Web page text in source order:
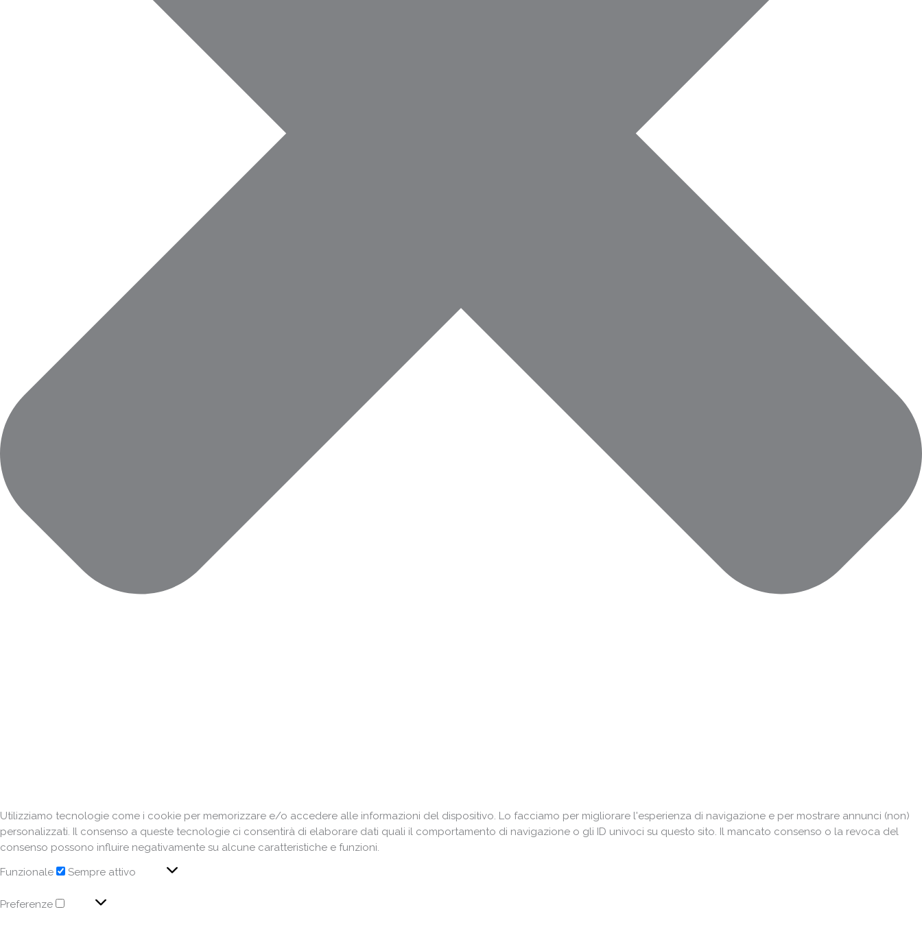
Utilizziamo tecnologie come i cookie per memorizzare e/o accedere alle informazioni del dispositivo. Lo facciamo per migliorare l'esperienza di navigazione e per mostrare annunci (non)
personalizzati. Il consenso a queste tecnologie ci consentirà di elaborare dati quali il comportamento di navigazione o gli ID univoci su questo sito. Il mancato consenso o la revoca del
consenso possono influire negativamente su alcune caratteristiche e funzioni.
Funzionale
Sempre attivo
Preferenze